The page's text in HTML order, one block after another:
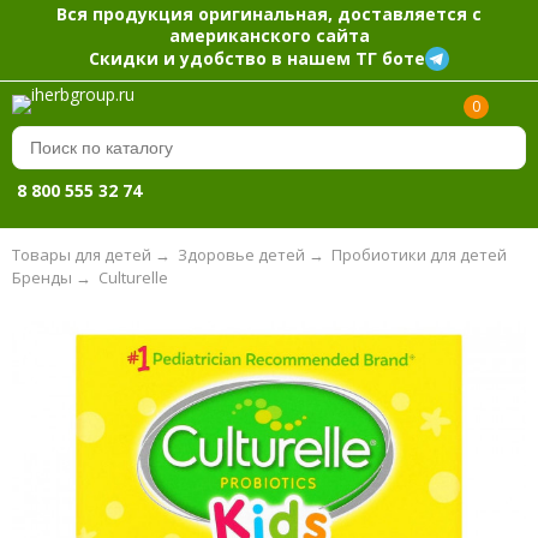
Вся продукция оригинальная, доставляется с
американского сайта
Скидки и удобство в нашем ТГ боте
0
8 800 555 32 74
Товары для детей → Здоровье детей → Пробиотики для детей
Culturelle
Бренды →